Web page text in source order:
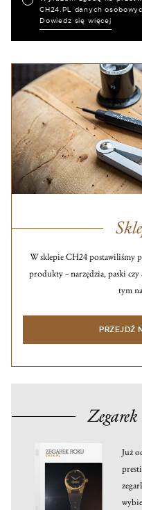
CH24.PL danych
Dowiedz się więcej
W sklepie CH24 postawiliśmy
produkty – narzędzia, paski czy
tym
PRZEJDŹ
Już